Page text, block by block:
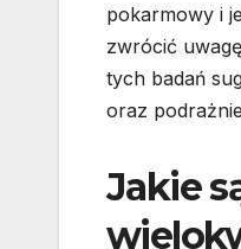
pokarmowy i
zwrócić
tych badań
oraz
Jakie